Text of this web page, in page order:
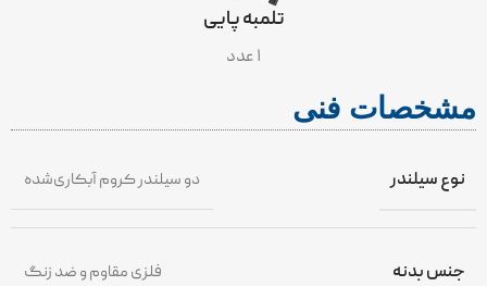
تلمبه پایی
۱ عدد
مشخصات فنی
نوع سیلندر دو سیلندر کروم آبکاری‌شده
جنس بدنه فلزی مقاوم و ضد زنگ